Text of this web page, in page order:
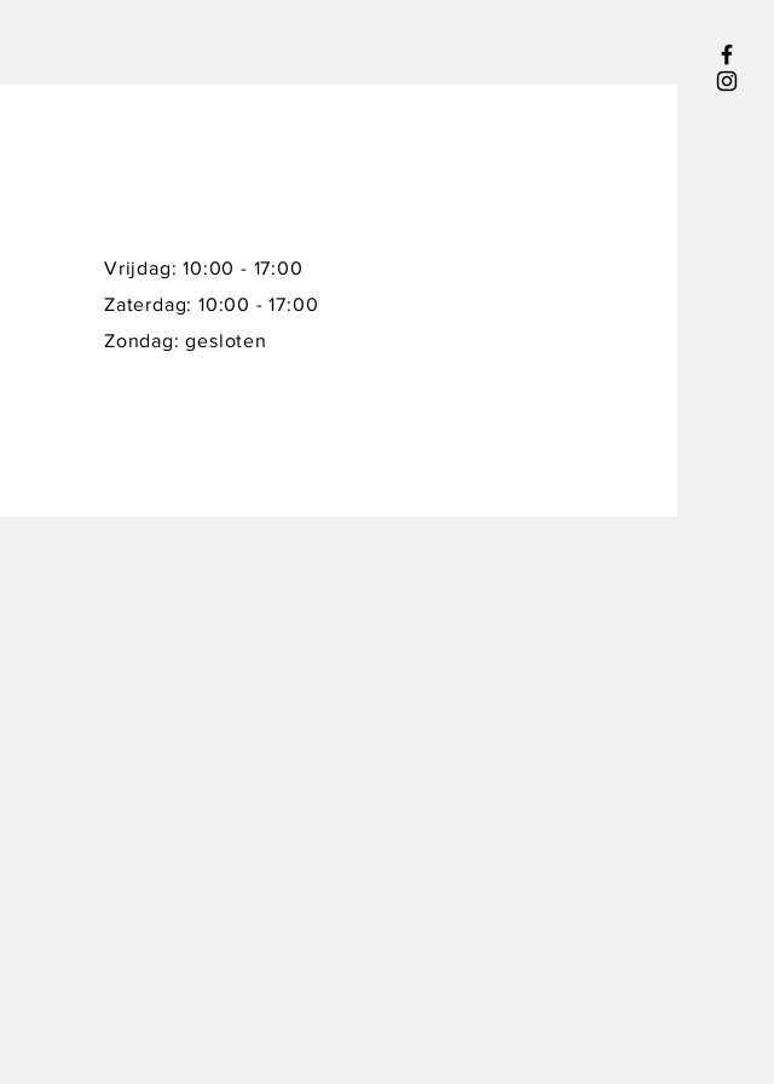
Vrijdag: 10:00 - 17:00
Zaterdag: 10:00 - 17:00
Zondag: gesloten